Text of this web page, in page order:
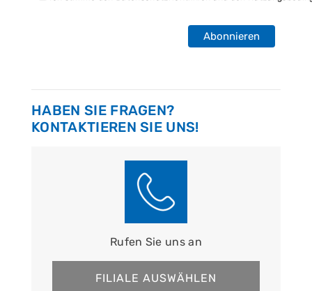
Abonnieren
HABEN SIE FRAGEN?
KONTAKTIEREN SIE UNS!
Rufen Sie uns an
FILIALE AUSWÄHLEN